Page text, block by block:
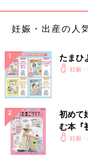
妊娠・出産の人
たまひ
妊娠
初めて
む本『
妊娠